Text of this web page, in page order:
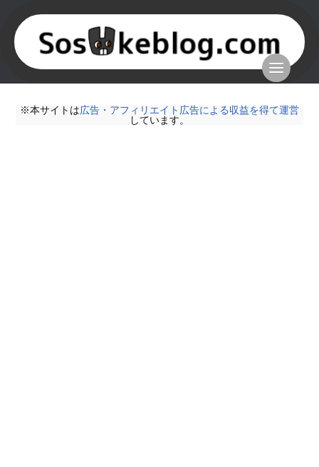
※本サイトは広告・アフィリエイト広告による収益を得て運営
しています。